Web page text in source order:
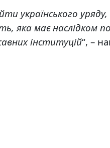
українського
яка має наслідком
інституцій“, –